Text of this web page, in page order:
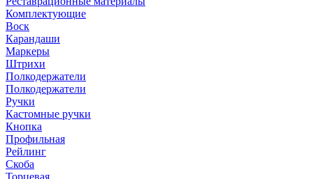
Комплектующие
Воск
Карандаши
Маркеры
Штрихи
Полкодержатели
Полкодержатели
Ручки
Кастомные ручки
Кнопка
Профильная
Рейлинг
Скоба
Торцевая